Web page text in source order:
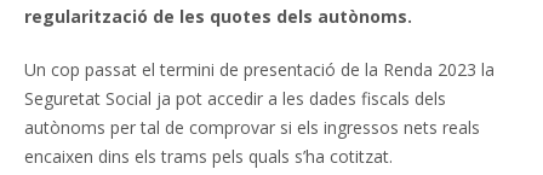
regularització de les quotes dels autònoms.
Un cop passat el termini de presentació de la Renda 2023 la
Seguretat Social ja pot accedir a les dades fiscals dels
autònoms per tal de comprovar si els ingressos nets reals
encaixen dins els trams pels quals s’ha cotitzat.